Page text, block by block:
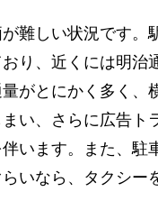
難しい状況です。
り、近くには明治
がとにかく多く、
い、さらに広告ト
います。また、駐
いなら、タクシ